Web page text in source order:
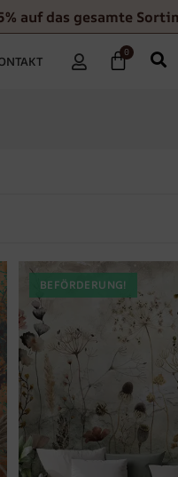
auf das gesamte
0
BEFÖRDERUNG!